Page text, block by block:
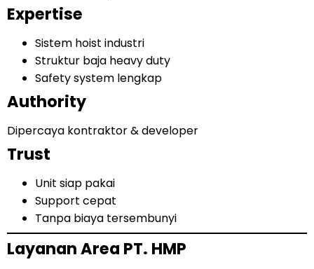
Expertise
Sistem hoist industri
Struktur baja heavy duty
Safety system lengkap
Authority
Dipercaya kontraktor & developer
Trust
Unit siap pakai
Support cepat
Tanpa biaya tersembunyi
Layanan Area PT. HMP